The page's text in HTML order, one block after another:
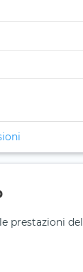
prestazioni